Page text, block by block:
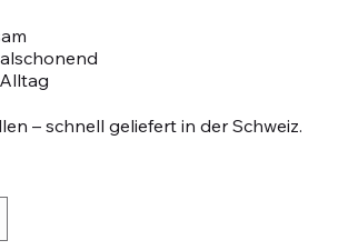
– schnell geliefert in der Schweiz.